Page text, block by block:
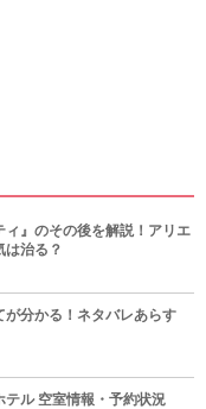
ィ』のその後を解説！アリエ
は治る？
が分かる！ネタバレあらす
テル 空室情報・予約状況